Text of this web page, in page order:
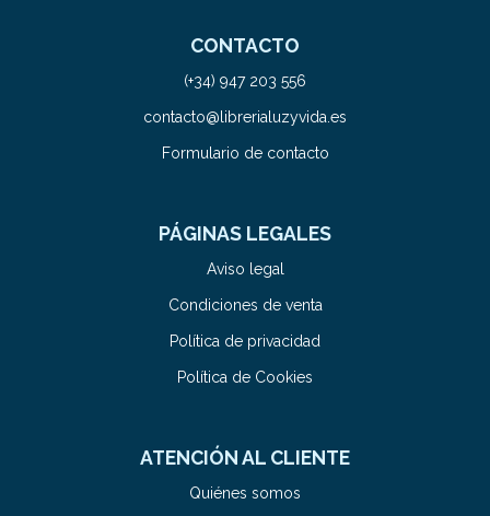
CONTACTO
(+34) 947 203 556
contacto@librerialuzyvida.es
Formulario de contacto
PÁGINAS LEGALES
Aviso legal
Condiciones de venta
Política de privacidad
Política de Cookies
ATENCIÓN AL CLIENTE
Quiénes somos